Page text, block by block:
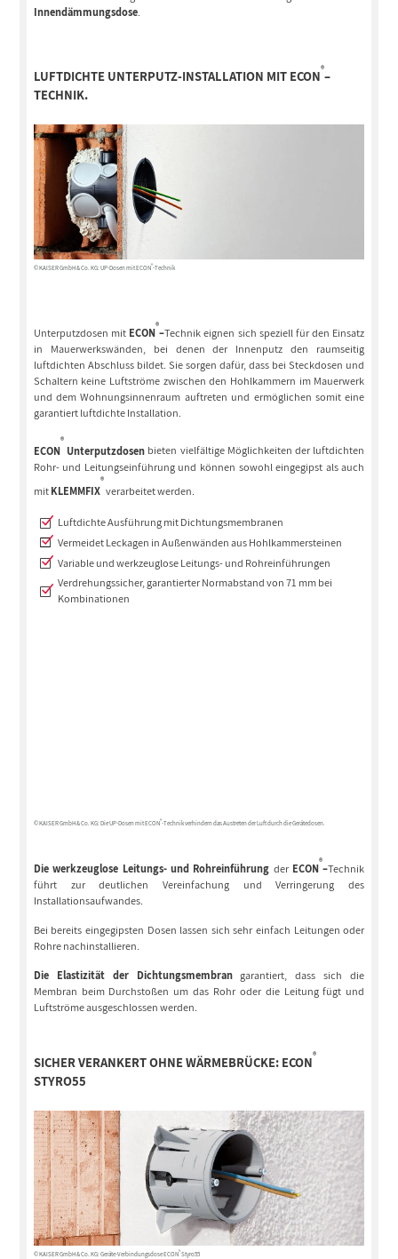
Innendämmungsdose.
LUFTDICHTE UNTERPUTZ-INSTALLATION MIT ECON®–
TECHNIK.
© KAISER GmbH & Co. KG: UP-Dosen mit ECON®-Technik
Unterputzdosen mit ECON®–Technik eignen sich speziell für den Einsatz
in Mauerwerkswänden, bei denen der Innenputz den raumseitig
luftdichten Abschluss bildet. Sie sorgen dafür, dass bei Steckdosen und
Schaltern keine Luftströme zwischen den Hohlkammern im Mauerwerk
und dem Wohnungsinnenraum auftreten und ermöglichen somit eine
garantiert luftdichte Installation.
ECON
®
Unterputzdosen bieten vielfältige Möglichkeiten der luftdichten
Rohr- und Leitungseinführung und können sowohl eingegipst als auch
mitKLEMMFIX
®
verarbeitet werden.
Luftdichte Ausführung mit Dichtungsmembranen
Vermeidet Leckagen in Außenwänden aus Hohlkammersteinen
Variable und werkzeuglose Leitungs- und Rohreinführungen
Verdrehungssicher, garantierter Normabstand von 71 mm bei
Kombinationen
© KAISER GmbH & Co. KG: Die UP-Dosen mit ECON®-Technik verhindern das Austreten der Luft durch die Gerätedosen.
Die werkzeuglose Leitungs- und Rohreinführung der ECON®–Technik
führt zur deutlichen Vereinfachung und Verringerung des
Installationsaufwandes.
Bei bereits eingegipsten Dosen lassen sich sehr einfach Leitungen oder
Rohre nachinstallieren.
Die Elastizität der Dichtungsmembrangarantiert, dass sich die
Membran beim Durchstoßen um das Rohr oder die Leitung fügt und
Luftströme ausgeschlossen werden.
SICHER VERANKERT OHNE WÄRMEBRÜCKE: ECON®
STYRO55
© KAISER GmbH & Co. KG: Geräte-Verbindungsdose ECON®Styro55